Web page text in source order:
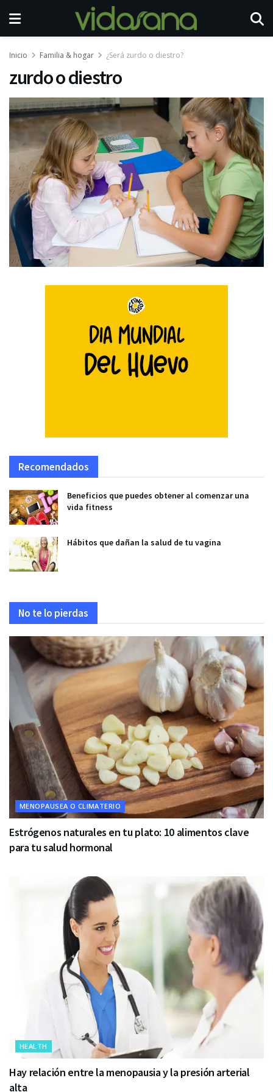
Inicio Familia & hogar ¿Será zurdo o diestro?
zurdo o diestro
Recomendados
Beneficios que puedes obtener al comenzar una
vida fitness
Hábitos que dañan la salud de tu vagina
No te lo pierdas
MENOPAUSEA O CLIMATERIO
Estrógenos naturales en tu plato: 10 alimentos clave
para tu salud hormonal
HEALTH
Hay relación entre la menopausia y la presión arterial
alta